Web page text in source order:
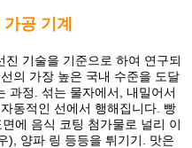
공 기계
기술을 기준으로 하여 연구되
의 가장 높은 국내 수준을 도달
과정. 섞는 물자에서, 내밀어서
동적인 선에서 행해집니다. 빵
에 음식 코팅 첨가물로 널리 이
), 양파 링 등등을 튀기기. 맛은